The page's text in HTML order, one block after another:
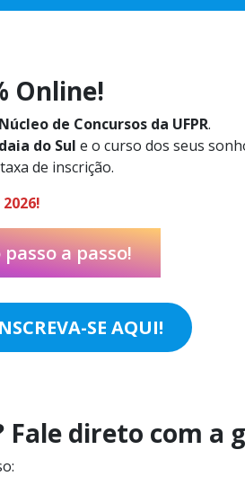
Online!
Núcleo de Concursos da UFPR.
do Sul e o curso dos seus
de inscrição.
2026!
passo a passo!
SE AQUI!
Fale direto com a